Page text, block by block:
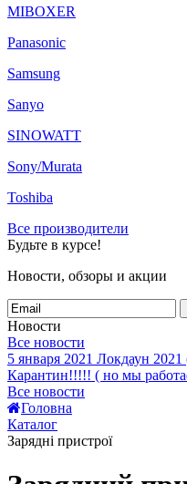
MIBOXER
Panasonic
Samsung
Sanyo
SINOWATT
Sony/Murata
Toshiba
Все производители
Будьте в курсе!
Новости, обзоры и акции
Новости
Все новости
5 января 2021 Локдаун 2021
Карантин!!!!! ( но мы
Все новости
Головна
Каталог
Зарядні пристрої